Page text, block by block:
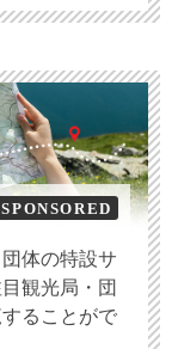
SPONSORED
体の特設サ
観光局・団
ることがで